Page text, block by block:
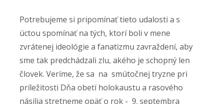
Potrebujeme si pripomínať tieto udalosti a s
úctou spomínať na tých, ktorí boli v mene
zvrátenej ideológie a fanatizmu zavraždení, aby
sme tak predchádzali zlu, akého je schopný len
človek. Veríme, že sa na smútočnej tryzne pri
príležitosti Dňa obetí holokaustu a rasového
násilia stretneme opäť o rok - 9. septembra